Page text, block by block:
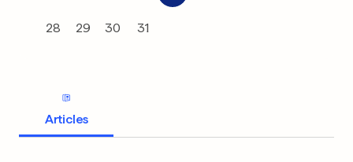
28 29 30 31
Articles